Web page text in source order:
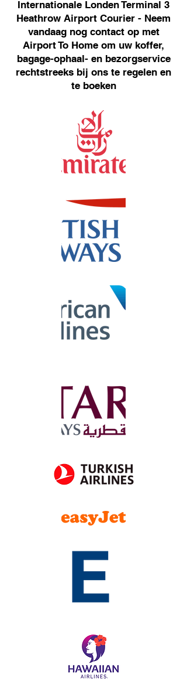
Internationale Londen Terminal 3
Heathrow Airport Courier - Neem
vandaag nog contact op met
Airport To Home om uw koffer,
bagage-ophaal- en bezorgservice
rechtstreeks bij ons te regelen en
te boeken